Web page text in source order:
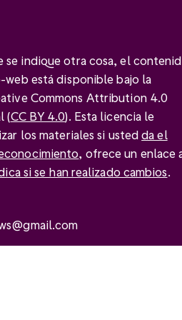
se indique otra cosa, el
web está disponible bajo la
Commons Attribution 4.0
(CC BY 4.0). Esta licencia le
los materiales si ustedda el
, ofrece un enlace
si se han realizado cambios.